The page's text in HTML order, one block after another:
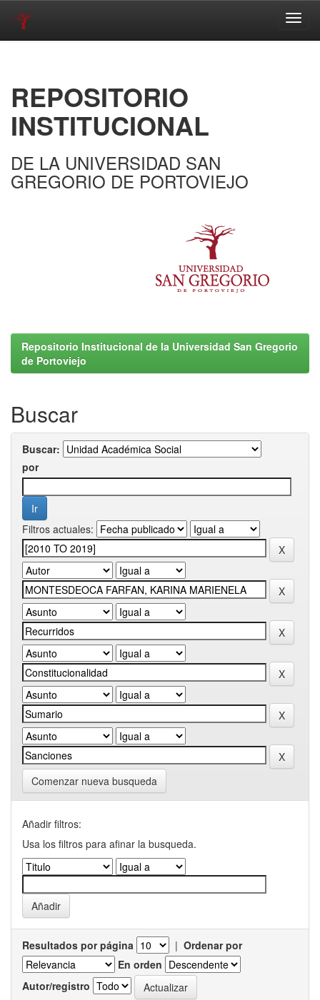
REPOSITORIO
INSTITUCIONAL
DE LA UNIVERSIDAD SAN
GREGORIO DE PORTOVIEJO
Repositorio Institucional de la Universidad San Gregorio
de Portoviejo
Buscar
Buscar:
por
Filtros actuales:
Comenzar nueva busqueda
Añadir filtros:
Usa los filtros para afinar la busqueda.
Resultados por página | Ordenar por
En orden
Autor/registro